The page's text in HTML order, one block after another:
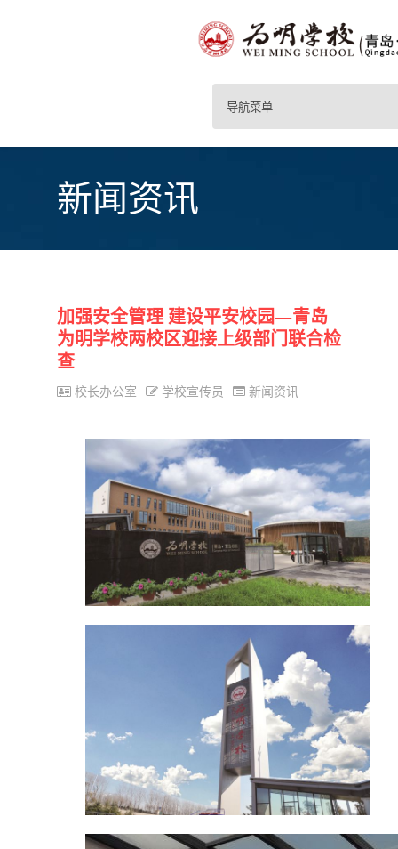
导航菜单
新闻资讯
加强安全管理 建设平安校园—青岛
为明学校两校区迎接上级部门联合检
查
校长办公室 学校宣传员 新闻资讯